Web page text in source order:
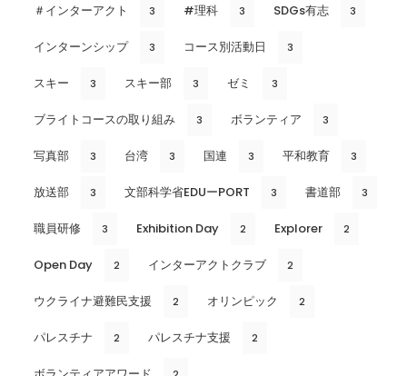
＃インターアクト 3 #理科 3 SDGs有志 3
インターンシップ 3 コース別活動日 3
スキー 3 スキー部 3 ゼミ 3
ブライトコースの取り組み 3 ボランティア 3
写真部 3 台湾 3 国連 3 平和教育 3
放送部 3 文部科学省EDUーPORT 3 書道部 3
職員研修 3 Exhibition Day 2 Explorer 2
Open Day 2 インターアクトクラブ 2
ウクライナ避難民支援 2 オリンピック 2
パレスチナ 2 パレスチナ支援 2